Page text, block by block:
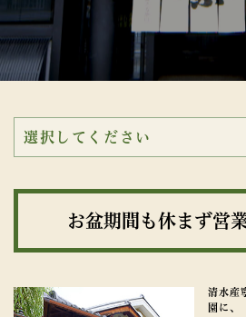
お盆期間も休まず営
清水産
園に、